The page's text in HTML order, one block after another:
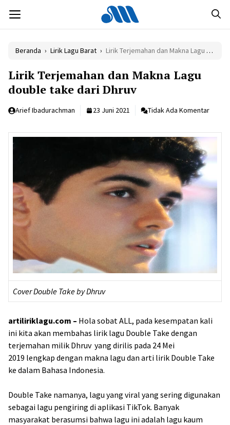
isi
MENU
Beranda › Lirik Lagu Barat › Lirik Terjemahan dan Makna Lagu double take dari Dhruv
Lirik Terjemahan dan Makna Lagu
double take dari Dhruv
Arief Ibadurachman 23 Juni 2021 Tidak Ada Komentar
Cover Double Take by Dhruv
artiliriklagu.com – Hola sobat ALL, pada kesempatan kali
ini kita akan membahas lirik lagu Double Take dengan
terjemahan milik Dhruv yang dirilis pada 24 Mei
2019 lengkap dengan makna lagu dan arti lirik Double Take
ke dalam Bahasa Indonesia.
Double Take namanya, lagu yang viral yang sering digunakan
sebagai lagu pengiring di aplikasi TikTok. Banyak
masyarakat berasumsi bahwa lagu ini adalah lagu kaum